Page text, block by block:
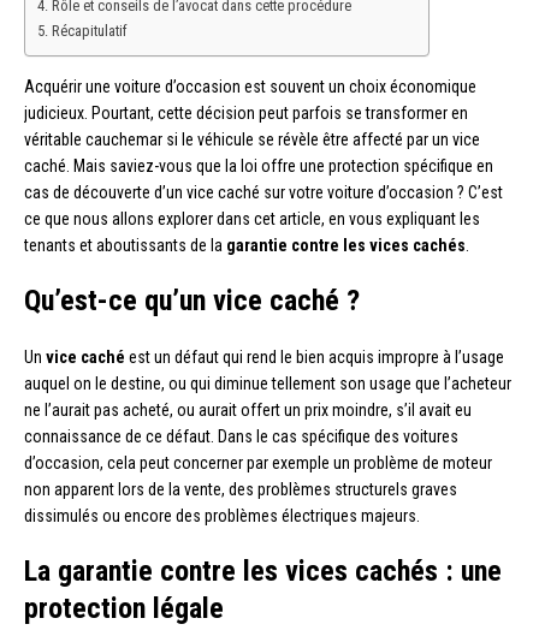
Rôle et conseils de l’avocat dans cette procédure
Récapitulatif
Acquérir une voiture d’occasion est souvent un choix économique
judicieux. Pourtant, cette décision peut parfois se transformer en
véritable cauchemar si le véhicule se révèle être affecté par un vice
caché. Mais saviez-vous que la loi offre une protection spécifique en
cas de découverte d’un vice caché sur votre voiture d’occasion ? C’est
ce que nous allons explorer dans cet article, en vous expliquant les
tenants et aboutissants de la garantie contre les vices cachés
Qu’est-ce qu’un vice caché ?
Un vice caché est un défaut qui rend le bien acquis impropre à l’usage
auquel on le destine, ou qui diminue tellement son usage que l’acheteur
ne l’aurait pas acheté, ou aurait offert un prix moindre, s’il avait eu
connaissance de ce défaut. Dans le cas spécifique des voitures
d’occasion, cela peut concerner par exemple un problème de moteur
non apparent lors de la vente, des problèmes structurels graves
dissimulés ou encore des problèmes électriques majeurs.
La garantie contre les vices cachés : une
protection légale